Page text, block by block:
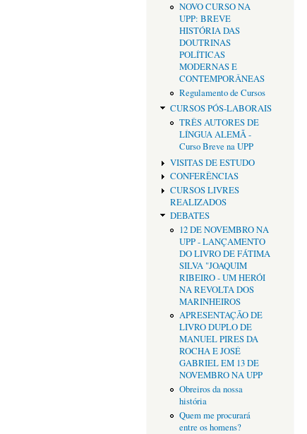
NOVO CURSO NA
UPP: BREVE
HISTÓRIA DAS
DOUTRINAS
POLÍTICAS
MODERNAS E
CONTEMPORÂNEAS
Regulamento de Cursos
CURSOS PÓS-LABORAIS
TRÊS AUTORES DE
LÍNGUA ALEMÃ -
Curso Breve na UPP
VISITAS DE ESTUDO
CONFERÊNCIAS
CURSOS LIVRES
REALIZADOS
DEBATES
12 DE NOVEMBRO NA
UPP - LANÇAMENTO
DO LIVRO DE FÁTIMA
SILVA "JOAQUIM
RIBEIRO - UM HERÓI
NA REVOLTA DOS
MARINHEIROS
APRESENTAÇÃO DE
LIVRO DUPLO DE
MANUEL PIRES DA
ROCHA E JOSÉ
GABRIEL EM 13 DE
NOVEMBRO NA UPP
Obreiros da nossa
história
Quem me procurará
entre os homens?